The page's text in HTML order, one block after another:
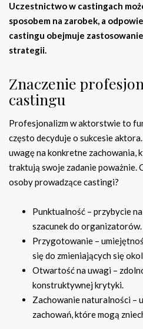
Uczestnictwo w castingach
sposobem na zarobek, a
castingu obejmuje
strategii.
Znaczenie
castingu
Profesjonalizm w aktorstwie to
często decyduje o sukcesie
uwagę na konkretne zachowania,
traktują swoje zadanie poważnie.
osoby prowadzące castingi?
Punktualność – przybycie
szacunek do organizatorów.
Przygotowanie –
się do zmieniających się
Otwartość na uwagi –
konstruktywnej krytyki.
Zachowanie naturalności –
zachowań, które mogą